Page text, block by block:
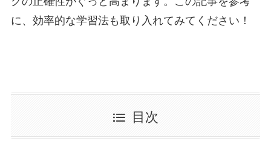
に、効率的な学習法も取り入れてみてください！
目次